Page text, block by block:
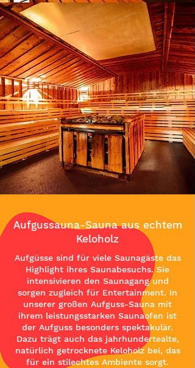
Aufgussauna-Sauna aus echtem
Keloholz
Aufgüsse sind für viele Saunagäste das
Highlight ihres Saunabesuchs. Sie
intensivieren den Saunagang und
sorgen zugleich für Entertainment. In
unserer großen Aufguss-Sauna mit
ihrem leistungsstarken Saunaofen ist
der Aufguss besonders spektakulär.
Dazu trägt auch das jahrhundertealte,
natürlich getrocknete Keloholz bei, das
für ein stilechtes Ambiente sorgt.